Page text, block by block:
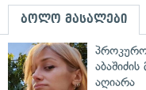
ბოლო მასალები
აღიარა